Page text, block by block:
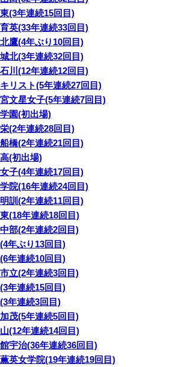
(3年連続15回目)
英(33年連続33回目)
鷹(4年ぶり10回目)
北(3年連続32回目)
川(12年連続12回目)
リスト(5年連続27回目)
文星女子(5年連続7回目)
園(初出場)
(2年連続28回目)
橋(2年連続21回目)
(初出場)
子(4年連続17回目)
院(16年連続24回目)
訓(2年連続11回目)
(18年連続18回目)
部(2年連続2回目)
年ぶり13回目)
年連続10回目)
立(2年連続3回目)
年連続15回目)
年連続3回目)
茂(5年連続5回目)
(12年連続14回目)
宇治(36年連続36回目)
英女学院(19年連続19回目)